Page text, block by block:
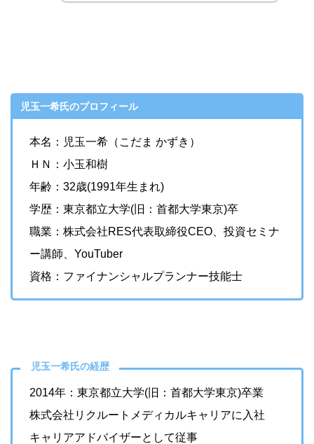
児玉一希氏のプロフィール
本名：児玉一希（こだま かずき）
ＨＮ：小玉和樹
年齢：32歳(1991年生まれ)
学歴：東京都立大学(旧：首都大学東京)卒
職業：株式会社RES代表取締役CEO、投資セミナ
ー講師、YouTuber
資格：ファイナンシャルプランナー技能士
児玉一希氏の経歴
2014年：東京都立大学(旧：首都大学東京)卒業
株式会社リクルートメディカルキャリアに入社
キャリアアドバイザーとして従事